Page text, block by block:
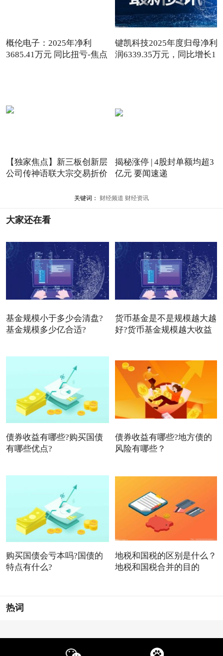
概伦电子：2025年净利
3685.41万元 同比扭亏-焦点
键凯科技2025年度归母净利
润6339.35万元，同比增长1
【独家焦点】新三板创新层
公司传神语联大宗交易折价
揭秘涨停 | 4股封单额均超3
亿元 要闻速递
关键词： 财经频道 财经资讯
大家还在看
基金规模小于多少会清盘?
基金规模多少亿合适?
货币基金是不是规模越大越
好?货币基金规模越大收益
债券收益有哪些?购买国债
有哪些优点?
债券收益有哪些?地方债的
风险有哪些？
购买国债会亏本吗?国债的
特点有什么?
地税和国税的区别是什么？
地税和国税合并的目的
热词